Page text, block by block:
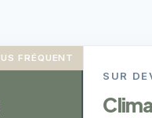
FRÉQUENT
SUR